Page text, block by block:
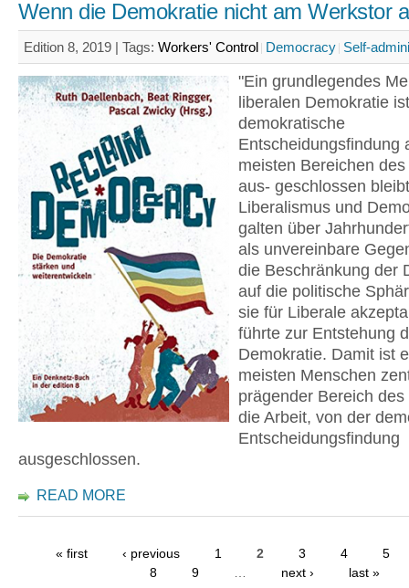
Wenn die Demokratie nicht am Werkstor
Edition 8, 2019 | Tags: Workers' Control Democracy Self-
"Ein grundlegendes
liberalen Demokratie
demokratische
Entscheidungsfindung
meisten Bereichen
aus- geschlossen
Liberalismus und
galten über
als unvereinbare
die Beschränkung der
auf die politische
sie für Liberale
führte zur Entstehung
Demokratie. Damit ist
meisten Menschen
prägender Bereich des
die Arbeit, von der
Entscheidungsfindung
ausgeschlossen.
READ MORE
« first ‹ previous 1 2 3 4
5
8
9 … next › last »